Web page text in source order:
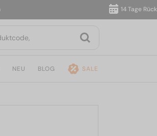
14 Tage Rückgabe
NEU BLOG SALE